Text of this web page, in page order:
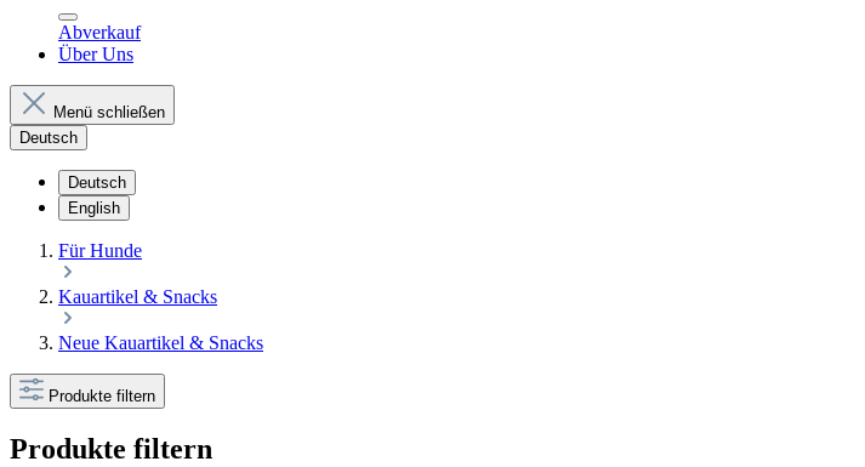
Abverkauf
Über Uns
Menü schließen
Deutsch
Deutsch
English
Für Hunde
Kauartikel & Snacks
Neue Kauartikel & Snacks
Produkte filtern
Produkte filtern